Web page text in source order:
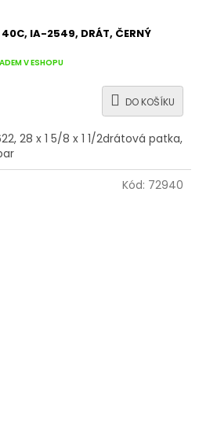
40C, IA-2549, DRÁT, ČERNÝ
V ESHOPU
DO KOŠÍKU
28 x 1 5/8 x 1 1/2drátová patka,
Kód: 72940